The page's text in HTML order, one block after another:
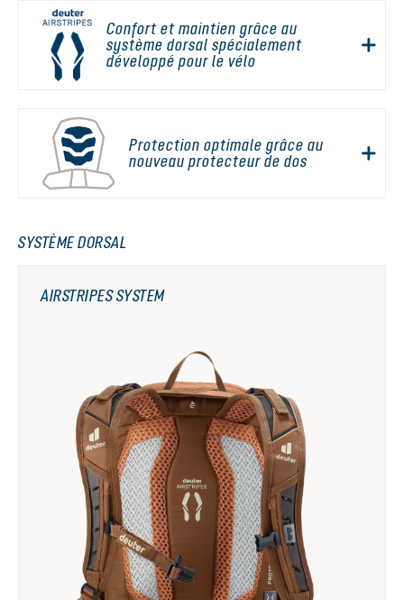
Confort et maintien grâce au
système dorsal spécialement
développé pour le vélo
Protection optimale grâce au
nouveau protecteur de dos
SYSTÈME DORSAL
AIRSTRIPES SYSTEM